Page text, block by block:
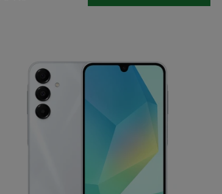
OSCAL
TCL
OPPO